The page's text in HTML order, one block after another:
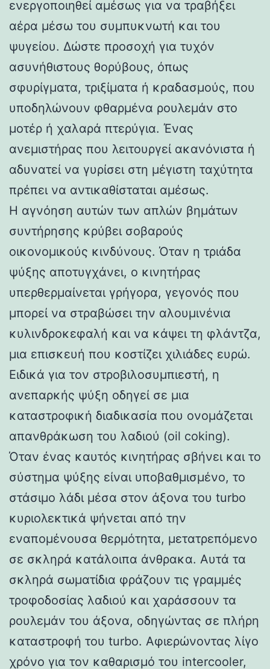
ενεργοποιηθεί αμέσως για να τραβήξει
αέρα μέσω του συμπυκνωτή και του
ψυγείου. Δώστε προσοχή για τυχόν
ασυνήθιστους θορύβους, όπως
σφυρίγματα, τριξίματα ή κραδασμούς, που
υποδηλώνουν φθαρμένα ρουλεμάν στο
μοτέρ ή χαλαρά πτερύγια. Ένας
ανεμιστήρας που λειτουργεί ακανόνιστα ή
αδυνατεί να γυρίσει στη μέγιστη ταχύτητα
πρέπει να αντικαθίσταται αμέσως.
Η αγνόηση αυτών των απλών βημάτων
συντήρησης κρύβει σοβαρούς
οικονομικούς κινδύνους. Όταν η τριάδα
ψύξης αποτυγχάνει, ο κινητήρας
υπερθερμαίνεται γρήγορα, γεγονός που
μπορεί να στραβώσει την αλουμινένια
κυλινδροκεφαλή και να κάψει τη φλάντζα,
μια επισκευή που κοστίζει χιλιάδες ευρώ.
Ειδικά για τον στροβιλοσυμπιεστή, η
ανεπαρκής ψύξη οδηγεί σε μια
καταστροφική διαδικασία που ονομάζεται
απανθράκωση του λαδιού (oil coking).
Όταν ένας καυτός κινητήρας σβήνει και το
σύστημα ψύξης είναι υποβαθμισμένο, το
στάσιμο λάδι μέσα στον άξονα του turbo
κυριολεκτικά ψήνεται από την
εναπομένουσα θερμότητα, μετατρεπόμενο
σε σκληρά κατάλοιπα άνθρακα. Αυτά τα
σκληρά σωματίδια φράζουν τις γραμμές
τροφοδοσίας λαδιού και χαράσσουν τα
ρουλεμάν του άξονα, οδηγώντας σε πλήρη
καταστροφή του turbo. Αφιερώνοντας λίγο
χρόνο για τον καθαρισμό του intercooler,